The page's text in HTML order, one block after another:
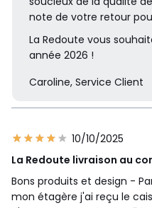
note de votre retour
La Redoute vous
année 2026 !
Caroline, Service Client
10/10/2025
La Redoute livraison au
Bons produits et design -
mon étagère j'ai reçu le